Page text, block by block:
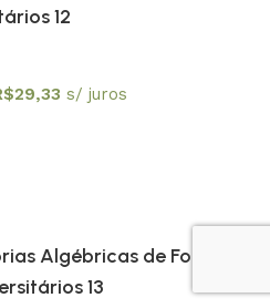
12
29,33 s/ juros
Algébricas de Formas
13